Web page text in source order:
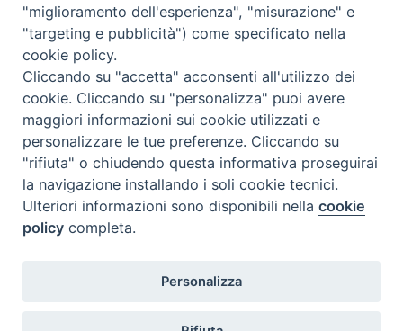
Istituto Zooprofilattico Sperimentale della Lombardia e dell’Emilia
Romagna “Bruno Ubertini”
Via Bianchi, 9 – 25124 Brescia
Email: info@izsler.it – Email PEC:
"miglioramento dell'esperienza", "misurazione" e
"targeting e pubblicità") come specificato nella
cookie policy.
Cliccando su "accetta" acconsenti all'utilizzo dei
cookie. Cliccando su "personalizza" puoi avere
maggiori informazioni sui cookie utilizzati e
personalizzare le tue preferenze. Cliccando su
"rifiuta" o chiudendo questa informativa proseguirai
la navigazione installando i soli cookie tecnici.
Ulteriori informazioni sono disponibili nellacookie
policy completa.
Personalizza